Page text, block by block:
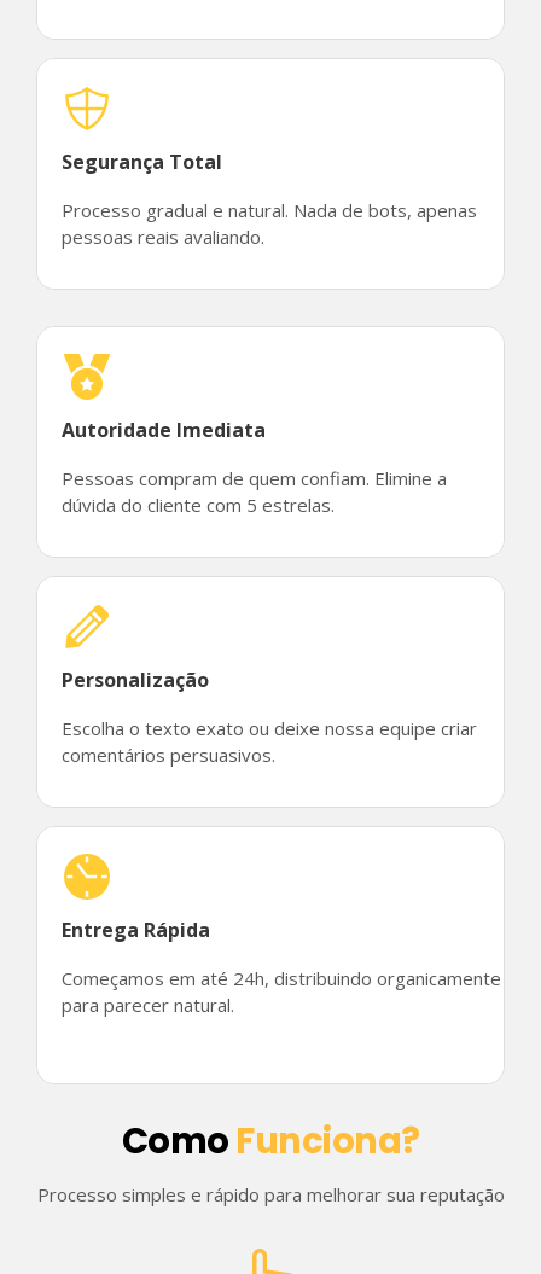
Segurança Total
Processo gradual e natural. Nada de bots, apenas
pessoas reais avaliando.
Autoridade Imediata
Pessoas compram de quem confiam. Elimine a
dúvida do cliente com 5 estrelas.
Personalização
Escolha o texto exato ou deixe nossa equipe criar
comentários persuasivos.
Entrega Rápida
Começamos em até 24h, distribuindo organicamente
para parecer natural.
Como Funciona?
Processo simples e rápido para melhorar sua reputação